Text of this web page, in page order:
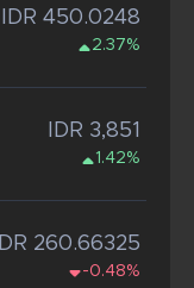
IDR 450.0248
2.37%
IDR 3,851
1.42%
IDR 260.66325
-0.48%